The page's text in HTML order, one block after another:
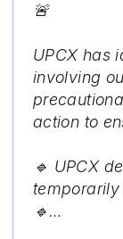
🚨
UPCX has
involving
action to
🔹 UPCX
temporarily
🔹…